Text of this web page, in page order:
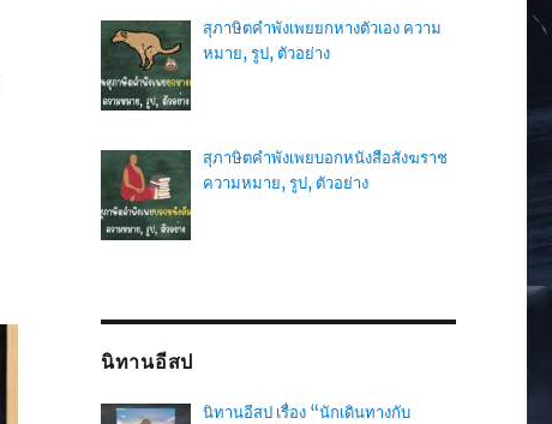
สุภาษิตคำพังเพยยกหางตัวเอง ความ
หมาย, รูป, ตัวอย่าง
สุภาษิตคำพังเพยบอกหนังสือสังฆราช
ความหมาย, รูป, ตัวอย่าง
นิทานอีสป
นิทานอีสป เรื่อง “นักเดินทางกับ